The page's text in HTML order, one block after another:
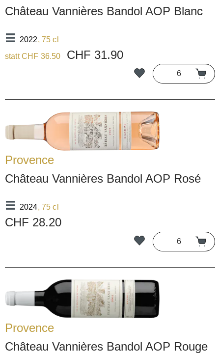
Château Vannières Bandol AOP Blanc
2022, 75 cl
statt CHF 36.50
CHF 31.90
Provence
Château Vannières Bandol AOP Rosé
2024, 75 cl
CHF 28.20
Provence
Château Vannières Bandol AOP Rouge